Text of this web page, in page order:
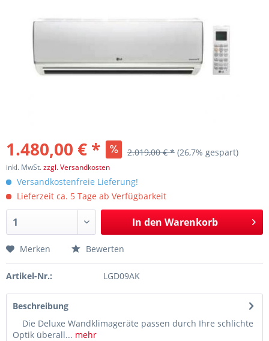
1.480,00 € * 2.019,00 € * (26,7% gespart)
inkl. MwSt.zzgl. Versandkosten
Versandkostenfreie Lieferung!
Lieferzeit ca. 5 Tage ab Verfügbarkeit
In den Warenkorb
Merken Bewerten
Artikel-Nr.: LGD09AK
Beschreibung
Die Deluxe Wandklimageräte passen durch Ihre schlichte
Optik überall... mehr